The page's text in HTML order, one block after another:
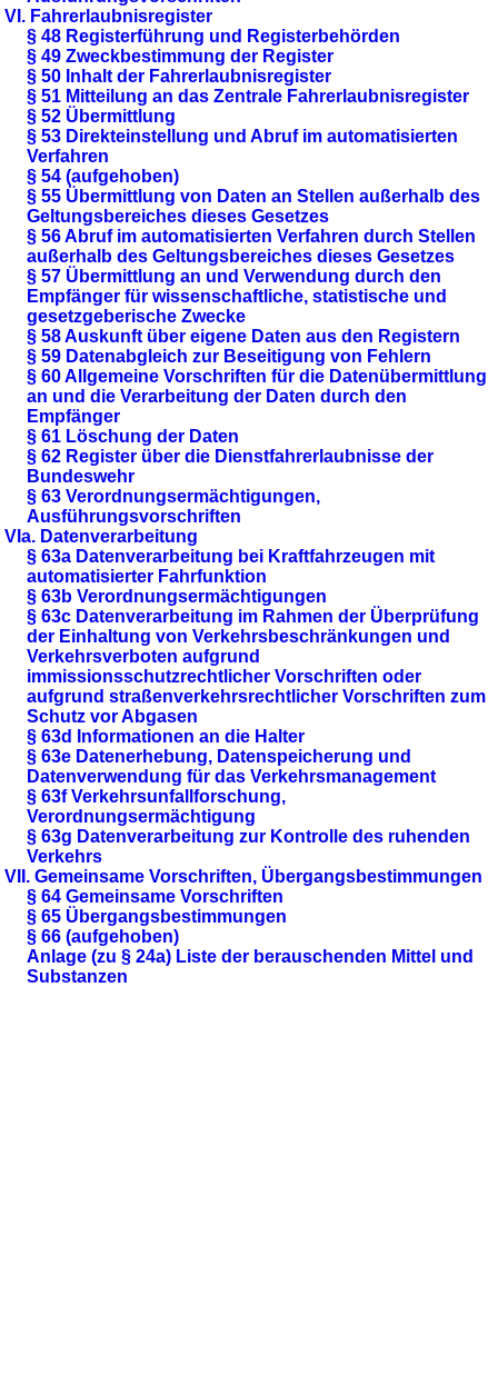
VI. Fahrerlaubnisregister
§ 48 Registerführung und Registerbehörden
§ 49 Zweckbestimmung der Register
§ 50 Inhalt der Fahrerlaubnisregister
§ 51 Mitteilung an das Zentrale Fahrerlaubnisregister
§ 52 Übermittlung
§ 53 Direkteinstellung und Abruf im automatisierten
Verfahren
§ 54 (aufgehoben)
§ 55 Übermittlung von Daten an Stellen außerhalb des
Geltungsbereiches dieses Gesetzes
§ 56 Abruf im automatisierten Verfahren durch Stellen
außerhalb des Geltungsbereiches dieses Gesetzes
§ 57 Übermittlung an und Verwendung durch den
Empfänger für wissenschaftliche, statistische und
gesetzgeberische Zwecke
§ 58 Auskunft über eigene Daten aus den Registern
§ 59 Datenabgleich zur Beseitigung von Fehlern
§ 60 Allgemeine Vorschriften für die Datenübermittlung
an und die Verarbeitung der Daten durch den
Empfänger
§ 61 Löschung der Daten
§ 62 Register über die Dienstfahrerlaubnisse der
Bundeswehr
§ 63 Verordnungsermächtigungen,
Ausführungsvorschriften
VIa. Datenverarbeitung
§ 63a Datenverarbeitung bei Kraftfahrzeugen mit
automatisierter Fahrfunktion
§ 63b Verordnungsermächtigungen
§ 63c Datenverarbeitung im Rahmen der Überprüfung
der Einhaltung von Verkehrsbeschränkungen und
Verkehrsverboten aufgrund
immissionsschutzrechtlicher Vorschriften oder
aufgrund straßenverkehrsrechtlicher Vorschriften zum
Schutz vor Abgasen
§ 63d Informationen an die Halter
§ 63e Datenerhebung, Datenspeicherung und
Datenverwendung für das Verkehrsmanagement
§ 63f Verkehrsunfallforschung,
Verordnungsermächtigung
§ 63g Datenverarbeitung zur Kontrolle des ruhenden
Verkehrs
VII. Gemeinsame Vorschriften, Übergangsbestimmungen
§ 64 Gemeinsame Vorschriften
§ 65 Übergangsbestimmungen
§ 66 (aufgehoben)
Anlage (zu § 24a) Liste der berauschenden Mittel und
Substanzen